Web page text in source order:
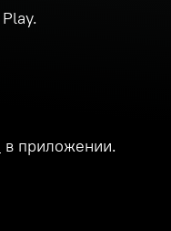
в приложении.